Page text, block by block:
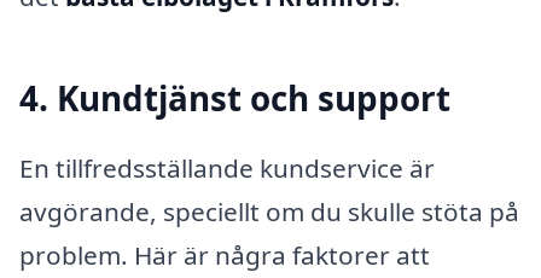
4. Kundtjänst och support
En tillfredsställande kundservice är
avgörande, speciellt om du skulle stöta på
problem. Här är några faktorer att